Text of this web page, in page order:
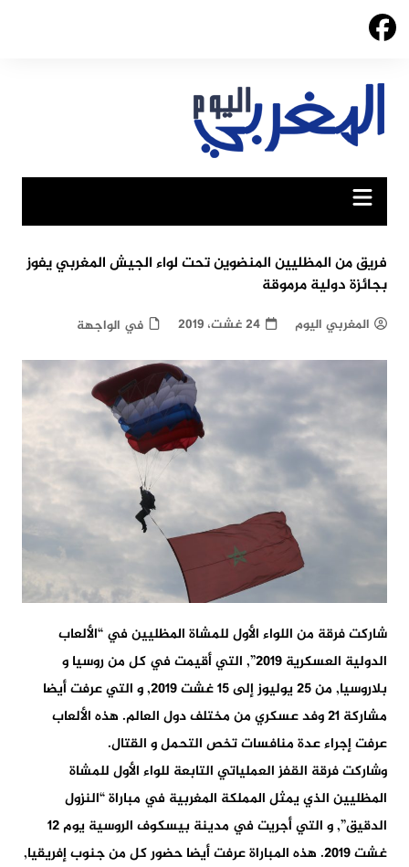
Skip
فريق من المظليين المنضوين تحت لواء الجيش المغربي يفوز
بجائزة دولية مرموقة
المغربي اليوم 24 غشت، 2019 في الواجهة
شاركت فرقة من اللواء الأول للمشاة المظليين في “الألعاب
الدولية العسكرية 2019”, التي أقيمت في كل من روسيا و
بلاروسيا, من 25 يوليوز إلى 15 غشت 2019, و التي عرفت أيضا
مشاركة 21 وفد عسكري من مختلف دول العالم. هذه الألعاب
عرفت إجراء عدة منافسات تخص التحمل و القتال.
وشاركت فرقة القفز العملياتي التابعة للواء الأول للمشاة
المظليين الذي يمثل المملكة المغربية في مباراة “النزول
الدقيق”, و التي أجريت في مدينة بيسكوف الروسية يوم 12
غشت 2019. هذه المباراة عرفت أيضا حضور كل من جنوب إفريقيا,